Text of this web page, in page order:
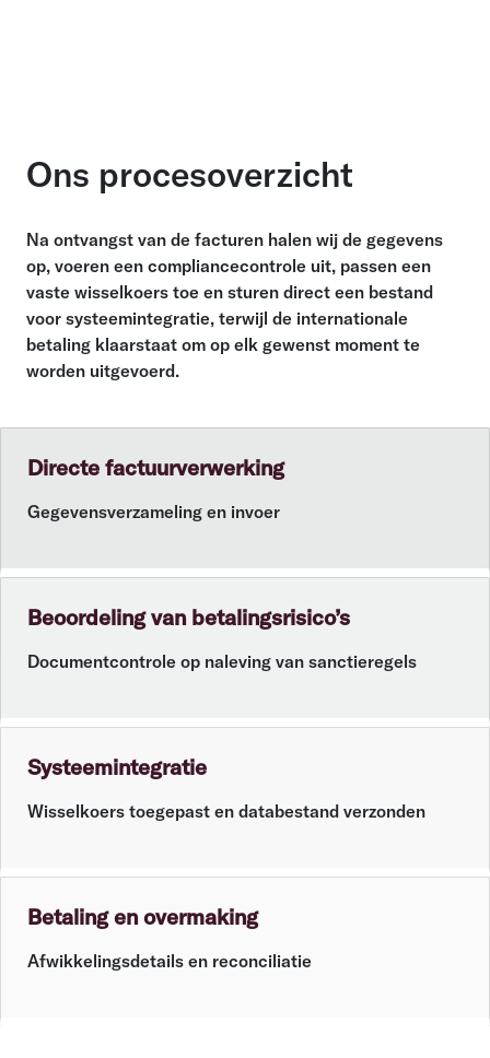
Ons procesoverzicht
Na ontvangst van de facturen halen wij de gegevens
op, voeren een compliancecontrole uit, passen een
vaste wisselkoers toe en sturen direct een bestand
voor systeemintegratie, terwijl de internationale
betaling klaarstaat om op elk gewenst moment te
worden uitgevoerd.
Directe factuurverwerking
Gegevensverzameling en invoer
Beoordeling van betalingsrisico’s
Documentcontrole op naleving van sanctieregels
Systeemintegratie
Wisselkoers toegepast en databestand verzonden
Betaling en overmaking
Afwikkelingsdetails en reconciliatie